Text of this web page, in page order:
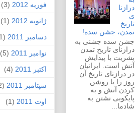
درازنا
ی
تاریخ
تمدن، جشن سده!
جشن سده جشنی به
درازنای تاریخ تمدن
بشریت با پیدایش
آتش است. ایرانیان
در درازنای تاریخ آن
روز را با روشن
کردن آتش و به
پایکوبی نشتن به
شادما...
فوریه 2012
(3)
ژانویه 2012
(1)
دسامبر 2011
(1)
نوامبر 2011
(5)
اکتبر 2011
(4)
سپتامبر 2011
(2)
اوت 2011
(1)